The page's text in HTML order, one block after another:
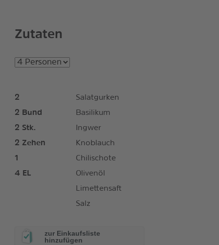
Zutaten
2
Salatgurken
2 Bund
Basilikum
2 Stk.
Ingwer
2 Zehen
Knoblauch
1
Chilischote
4 EL
Olivenöl
Limettensaft
Salz
zur Einkaufsliste
hinzufügen